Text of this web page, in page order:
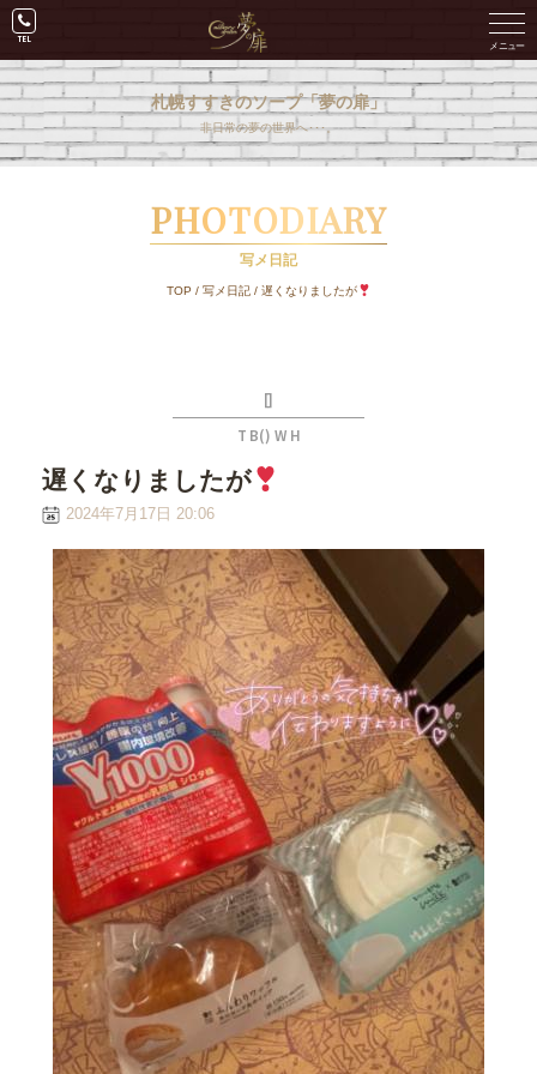
札幌すすきのソープ「夢の扉」
非日常の夢の世界へ･･･。
PHOTODIARY
写メ日記
TOP / 写メ日記/ 遅くなりましたが
[]
T B() W H
遅くなりましたが
2024年7月17日 20:06